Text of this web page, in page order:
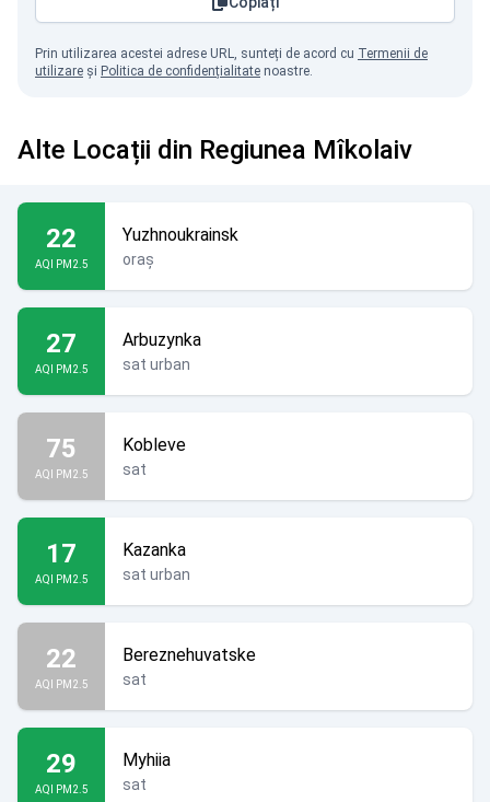
Prin utilizarea acestei adrese URL, sunteți de acord cu Termenii de
utilizare și Politica de confidențialitate noastre.
Alte Locații din Regiunea Mîkolaiv
22
AQI PM2.5
Yuzhnoukrainsk
oraș
27
AQI PM2.5
Arbuzynka
sat urban
75
AQI PM2.5
Kobleve
sat
17
AQI PM2.5
Kazanka
sat urban
22
AQI PM2.5
Bereznehuvatske
sat
29
AQI PM2.5
Myhiia
sat